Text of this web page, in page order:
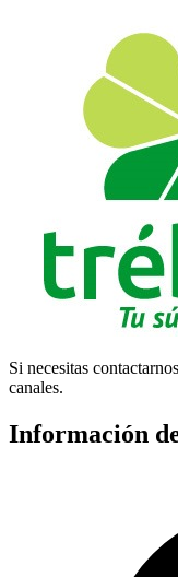
Si necesitas
canales.
Información